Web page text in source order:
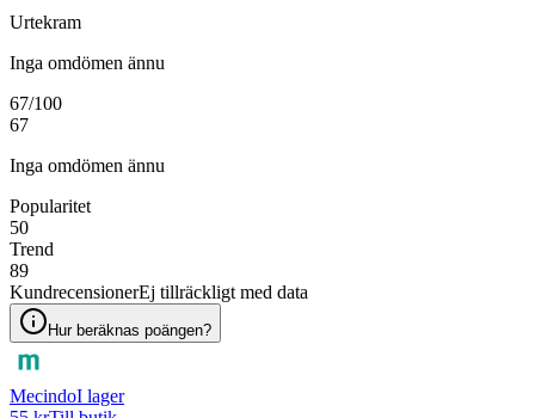
Urtekram
Inga omdömen ännu
67/100
67
Inga omdömen ännu
Popularitet
50
Trend
89
KundrecensionerEj tillräckligt med data
Hur beräknas poängen?
MecindoI lager